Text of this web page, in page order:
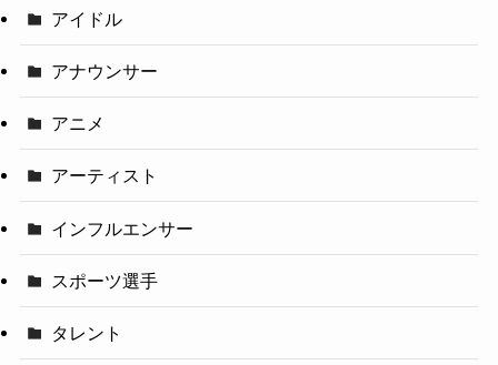
アイドル
アナウンサー
アニメ
アーティスト
インフルエンサー
スポーツ選手
タレント